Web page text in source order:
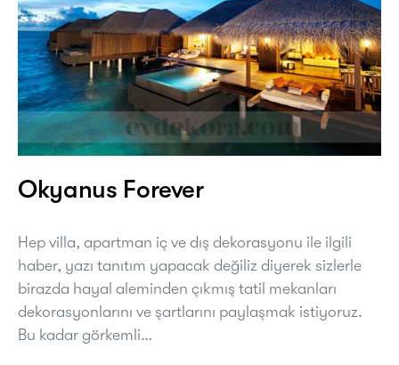
Okyanus Forever
Hep villa, apartman iç ve dış dekorasyonu ile ilgili
haber, yazı tanıtım yapacak değiliz diyerek sizlerle
birazda hayal aleminden çıkmış tatil mekanları
dekorasyonlarını ve şartlarını paylaşmak istiyoruz.
Bu kadar görkemli…